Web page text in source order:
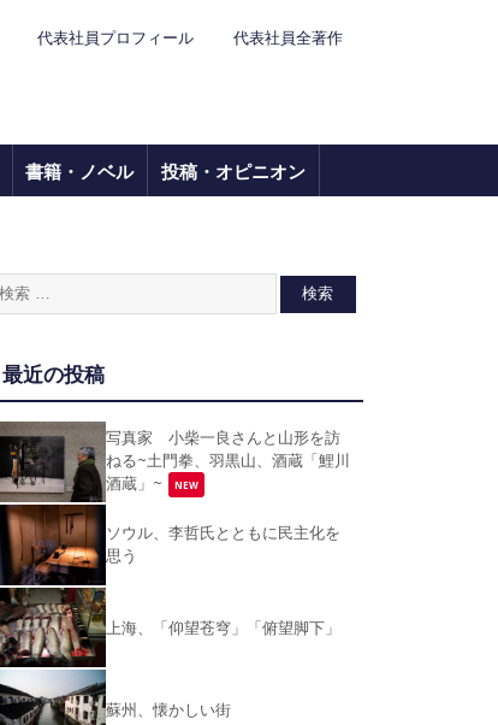
代表社員プロフィール 代表社員全著作
書籍・ノベル 投稿・オピニオン
最近の投稿
写真家 小柴一良さんと山形を訪
ねる~土門拳、羽黒山、酒蔵「鯉川
酒蔵」~
NEW
ソウル、李哲氏とともに民主化を
思う
上海、「仰望苍穹」「俯望脚下」
蘇州、懐かしい街